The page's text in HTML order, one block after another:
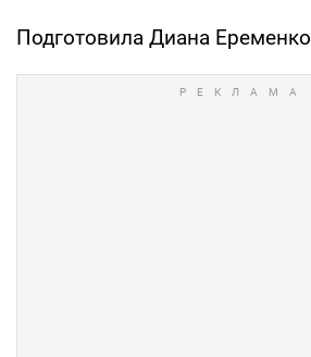
Подготовила Диана Еременко